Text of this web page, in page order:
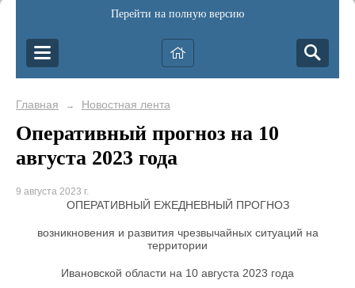
Перейти на полную версию
Главная → Новостная лента
Оперативный прогноз на 10
августа 2023 года
9 августа 2023 г.
ОПЕРАТИВНЫЙ ЕЖЕДНЕВНЫЙ ПРОГНОЗ
возникновения и развития чрезвычайных ситуаций на
территории
Ивановской области на 10 августа 2023 года